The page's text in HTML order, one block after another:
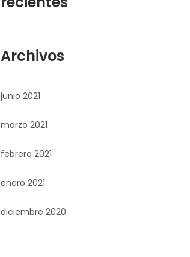
Archivos
junio 2021
marzo 2021
febrero 2021
enero 2021
diciembre 2020